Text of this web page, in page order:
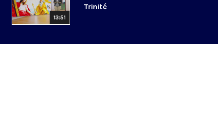
13:51
Trinité